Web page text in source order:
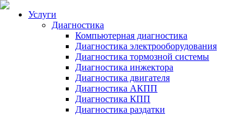
Услуги
Диагностика
Компьютерная диагностика
Диагностика электрооборудования
Диагностика тормозной системы
Диагностика инжектора
Диагностика двигателя
Диагностика АКПП
Диагностика КПП
Диагностика раздатки